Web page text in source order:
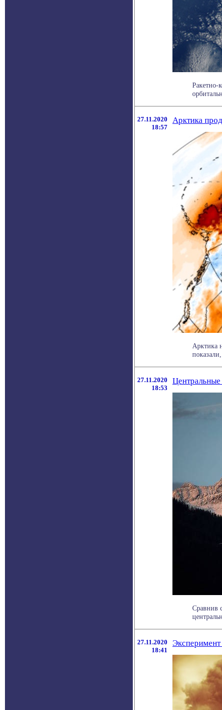
Ракетно-
27.11.2020
18:57
Арктика
Арктика
27.11.2020
18:53
Сравнив
27.11.2020
18:41
Эксперимент